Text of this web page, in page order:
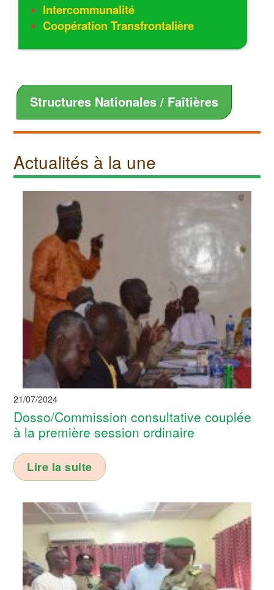
Intercommunalité
Coopération Transfrontalière
Structures Nationales / Faîtières
Actualités à la une
21/07/2024
Dosso/Commission consultative couplée
à la première session ordinaire
Lire la suite